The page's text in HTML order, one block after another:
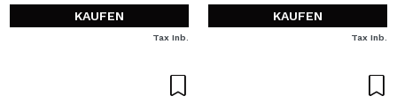
BENUTZERKONTO ERSTELLEN
KAUFEN
Tax Inb.
KAUFEN
Tax Inb.